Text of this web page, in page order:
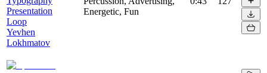
Presentation
Loop
Yevhen
Lokhmatov
Energetic, Fun